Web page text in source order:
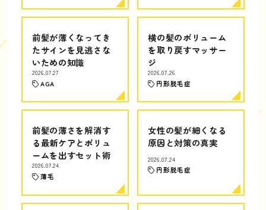
前髪が薄くなってき
たサインを見逃さな
いための知識
2026.07.27
AGA
横の髪のボリューム
を取り戻すマッサー
ジ
2026.07.26
円形脱毛症
前髪の薄さを解消す
る最新ケアとボリュ
ームを出すセット術
2026.07.24
薄毛
女性の髪が細くなる
原因と対策の真実
2026.07.24
円形脱毛症